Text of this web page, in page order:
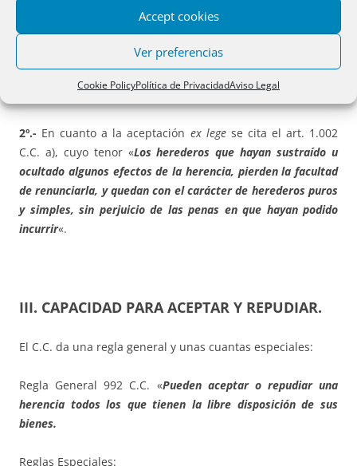
Accept cookies
Ver preferencias
Cookie PolicyPolítica de PrivacidadAviso Legal
ocasiones por DGRN como aceptación ficta) exige que la
repudiación haya sido hecho efectiva por el llamado a la
herencia resultando aplicable por analogía (ante el silencio
las acciones rescisorias establecido en el art. 1.299 CC.
2º.- En cuanto a la aceptación ex legese cita el art. 1.002
C.C. a), cuyo tenor «Los herederos que hayan sustraído u
ocultado algunos efectos de la herencia, pierden la facultad
de renunciarla, y quedan con el carácter de herederos puros
y simples, sin perjuicio de las penas en que hayan podido
incurrir«.
III. CAPACIDAD PARA ACEPTAR Y REPUDIAR.
El C.C. da una regla general y unas cuantas especiales:
Regla General 992 C.C. «­­­­Pueden aceptar o repudiar una
herencia todos los que tienen la libre disposición de sus
bienes.
Reglas Especiales: